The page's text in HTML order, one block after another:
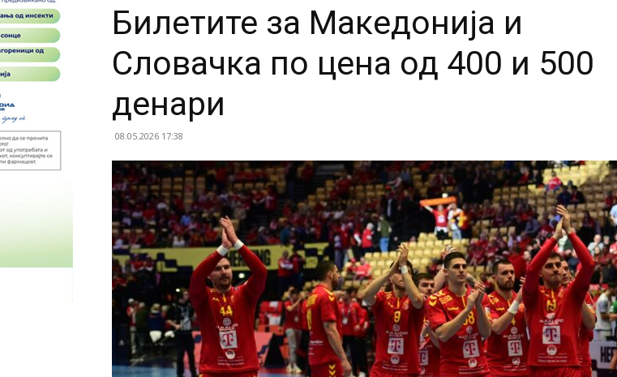
Билетите за Македонија и
Словачка по цена од 400 и 500
денари
08.05.2026 17:38